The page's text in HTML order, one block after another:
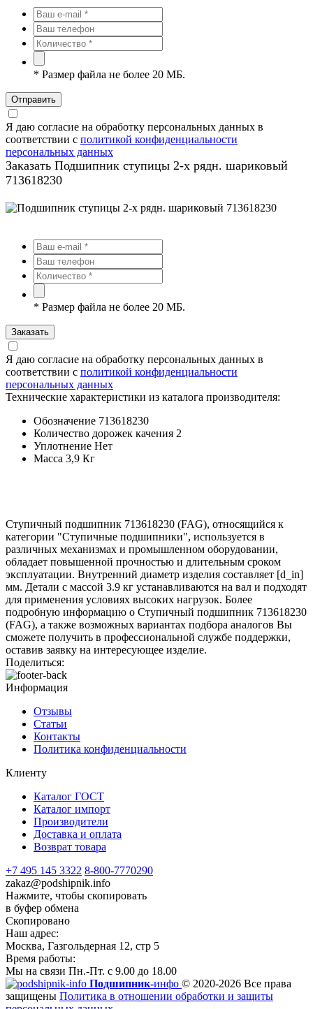
* Размер файла не более 20 МБ.
Отправить
Я даю согласие на обработку персональных данных в
соответствии с политикой конфиденциальности
персональных данных
Заказать Подшипник ступицы 2-х рядн. шариковый
713618230
* Размер файла не более 20 МБ.
Заказать
Я даю согласие на обработку персональных данных в
соответствии с политикой конфиденциальности
персональных данных
Технические характеристики из каталога производителя:
Обозначение 713618230
Количество дорожек качения 2
Уплотнение Нет
Масса 3,9 Кг
Ступичный подшипник 713618230 (FAG), относящийся к
категории "Ступичные подшипники", используется в
различных механизмах и промышленном оборудовании,
обладает повышенной прочностью и длительным сроком
эксплуатации. Внутренний диаметр изделия составляет [d_in]
мм. Детали с массой 3.9 кг устанавливаются на вал и подходят
для применения условиях высоких нагрузок. Более
подробную информацию о Ступичный подшипник 713618230
(FAG), а также возможных вариантах подбора аналогов Вы
сможете получить в профессиональной службе поддержки,
оставив заявку на интересующее изделие.
Поделиться:
Информация
Отзывы
Статьи
Контакты
Политика конфиденциальности
Клиенту
Каталог ГОСТ
Каталог импорт
Производители
Доставка и оплата
Возврат товара
+7 495 145 3322 8-800-7770290
zakaz@podshipnik.info
Нажмите, чтобы скопировать
в буфер обмена
Скопировано
Наш адрес:
Москва, Газгольдерная 12, стр 5
Время работы:
Мы на связи Пн.-Пт. с 9.00 до 18.00
Подшипник-инфо © 2020-2026 Все права
защищены Политика в отношении обработки и защиты